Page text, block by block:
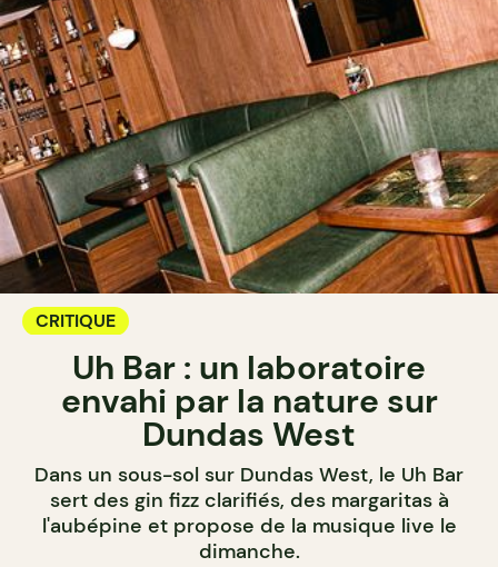
CRITIQUE
Uh Bar : un laboratoire
envahi par la nature sur
Dundas West
Dans un sous-sol sur Dundas West, le Uh Bar
sert des gin fizz clarifiés, des margaritas à
l'aubépine et propose de la musique live le
dimanche.